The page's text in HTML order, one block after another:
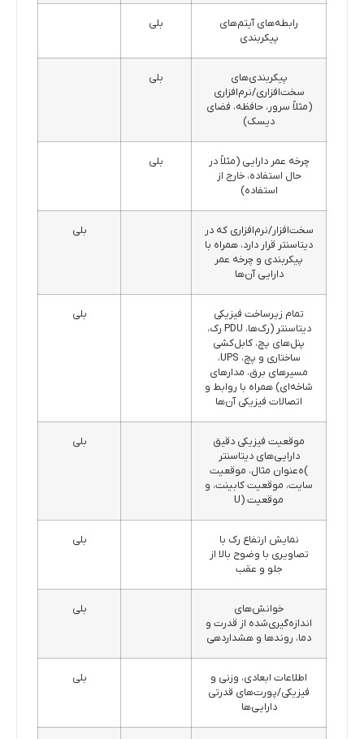
رابطه‌های آیتم‌های
پیکربندی
پیکربندی‌های
سخت‌افزاری/نرم‌افزاری
(مثلاً سرور، حافظه، فضای
دیسک)
چرخه عمر دارایی (مثلاً در
حال استفاده، خارج از
استفاده)
سخت‌افزار/نرم‌افزاری که در
دیتاسنتر قرار دارد، همراه با
پیکربندی و چرخه عمر
دارایی آن‌ها
تمام زیرساخت فیزیکی
دیتاسنتر (رک‌ها، PDU رک،
پنل‌های پچ، کابل‌کشی
ساختاری و پچ، UPS،
مسیرهای برق، مدارهای
شاخه‌ای) همراه با روابط و
اتصالات فیزیکی آن‌ها
موقعیت فیزیکی دقیق
دارایی‌های دیتاسنتر
)ه‌عنوان مثال، موقعیت
سایت، موقعیت کابینت، و
موقعیت (U
نمایش ارتفاع رک با
تصاویری با وضوح بالا از
جلو و عقب
خوانش‌های
اندازه‌گیری‌شده از قدرت و
دما، روندها و هشداردهی
اطلاعات ابعادی، وزنی و
فیزیکی/پورت‌های قدرتی
دارایی‌ها